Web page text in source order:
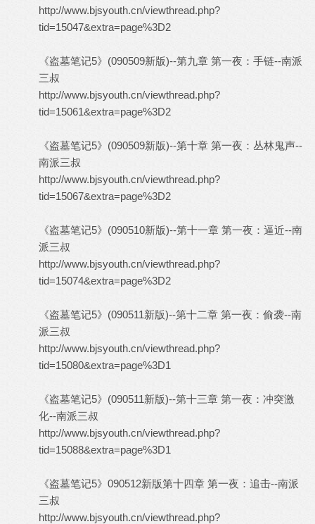
http://www.bjsyouth.cn/viewthread.php?
tid=15047&extra=page%3D2
《盗墓笔记5》(090509新版)--第九章 第一夜：手链--南派
三叔
http://www.bjsyouth.cn/viewthread.php?
tid=15061&extra=page%3D2
《盗墓笔记5》(090509新版)--第十章 第一夜：丛林鬼声--
南派三叔
http://www.bjsyouth.cn/viewthread.php?
tid=15067&extra=page%3D2
《盗墓笔记5》(090510新版)--第十一章 第一夜：逼近--南
派三叔
http://www.bjsyouth.cn/viewthread.php?
tid=15074&extra=page%3D2
《盗墓笔记5》(090511新版)--第十二章 第一夜：偷袭--南
派三叔
http://www.bjsyouth.cn/viewthread.php?
tid=15080&extra=page%3D1
《盗墓笔记5》(090511新版)--第十三章 第一夜：冲突激
化--南派三叔
http://www.bjsyouth.cn/viewthread.php?
tid=15088&extra=page%3D1
《盗墓笔记5》090512新版第十四章 第一夜：追击--南派
三叔
http://www.bjsyouth.cn/viewthread.php?